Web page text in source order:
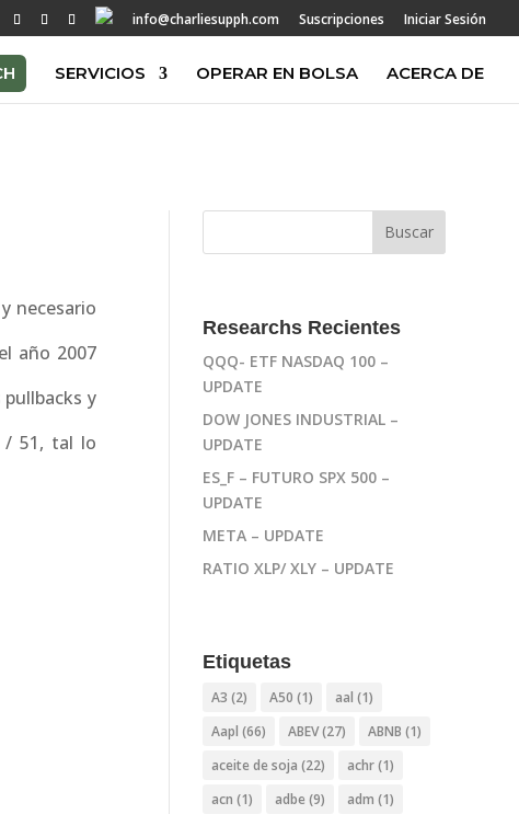
info@charliesupph.com Suscripciones Iniciar Sesión
SERVICIOS OPERAR EN BOLSA ACERCA DE
necesario
año 2007
y
/ 51, tal lo
Researchs Recientes
QQQ- ETF NASDAQ 100 –
UPDATE
DOW JONES INDUSTRIAL –
UPDATE
ES_F – FUTURO SPX 500 –
UPDATE
META – UPDATE
RATIO XLP/ XLY – UPDATE
Etiquetas
A3 (2) A50 (1) aal (1)
Aapl (66) ABEV(27) ABNB (1)
aceite de soja (22) achr(1)
acn (1) adbe (9) adm (1)